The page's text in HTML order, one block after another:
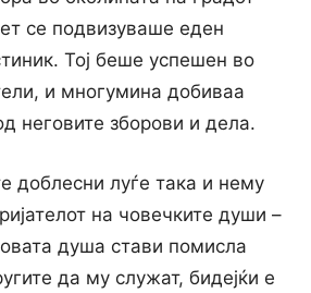
се подвизуваше еден
Тој беше успешен во
и многумина добиваа
неговите зборови и дела.
доблесни луѓе така и нему
на човечките души –
душа стави помисла
да му служат, бидејќи е